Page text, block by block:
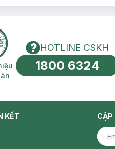
hiệu uy tín toàn cầu
HOTLINE
HOTLINE CSKH
1800 6324
KẾT CẬP